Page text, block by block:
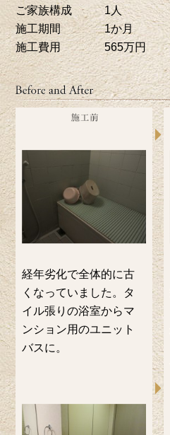
ご家族構成
1人
施工期間
1か月
施工費用
565万円
経年劣化で全体的に古
くなっていました。タ
イル張りの浴室からマ
ンション用のユニット
バスに。